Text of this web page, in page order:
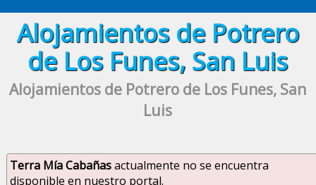
Alojamientos de Potrero
de Los Funes, San Luis
Alojamientos de Potrero de Los Funes, San
Luis
Terra Mía Cabañasactualmente no se encuentra
disponible en nuestro portal.